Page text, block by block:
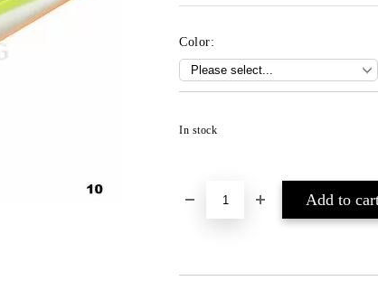
Color:
In stock